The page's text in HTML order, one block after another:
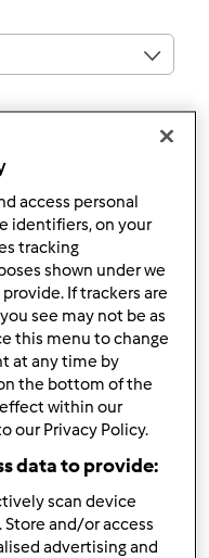
frittate)
ZUCCHINE
access personal
identifiers, on your
tracking
shown under we
If trackers are
see may not be as
this menu to change
at any time by
the bottom of the
effect within our
our Privacy Policy.
data to provide:
scan device
and/or access
advertising and